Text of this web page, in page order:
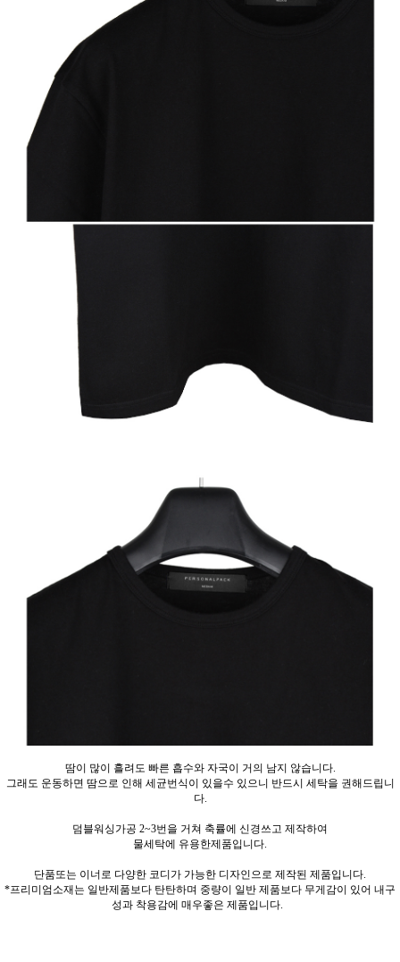
땀이 많이 흘려도 빠른 흡수와 자국이 거의 남지 않습니다.
그래도 운동하면 땀으로 인해 세균번식이 있을수 있으니 반드시 세탁을 권해드립니
다.
덤블워싱가공 2~3번을 거쳐 축률에 신경쓰고 제작하여
물세탁에 유용한제품입니다.
단품또는 이너로 다양한 코디가 가능한 디자인으로 제작된 제품입니다.
*프리미엄소재는 일반제품보다 탄탄하며 중량이 일반 제품보다 무게감이 있어 내구
성과 착용감에 매우좋은 제품입니다.